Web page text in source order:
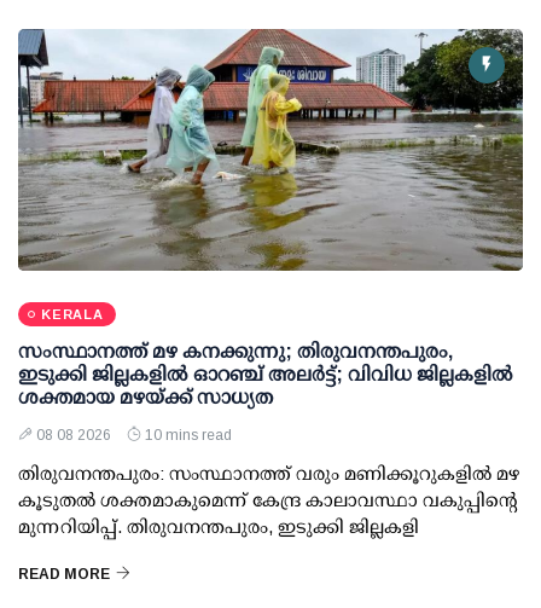
KERALA
സംസ്ഥാനത്ത് മഴ കനക്കുന്നു; തിരുവനന്തപുരം,
ഇടുക്കി ജില്ലകളിൽ ഓറഞ്ച് അലർട്ട്; വിവിധ ജില്ലകളിൽ
ശക്തമായ മഴയ്ക്ക് സാധ്യത
08 08 2026 10 mins read
തിരുവനന്തപുരം: സംസ്ഥാനത്ത് വരും മണിക്കൂറുകളിൽ മഴ
കൂടുതൽ ശക്തമാകുമെന്ന് കേന്ദ്ര കാലാവസ്ഥാ വകുപ്പിന്റെ
മുന്നറിയിപ്പ്. തിരുവനന്തപുരം, ഇടുക്കി ജില്ലകളി
READ MORE